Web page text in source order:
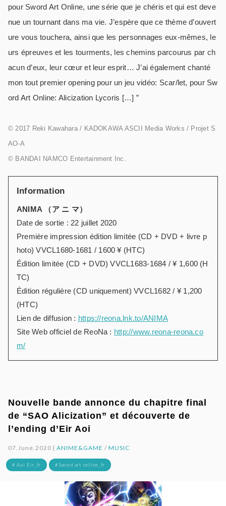
pour Sword Art Online, une série que je chéris et qui est deve
nue un tournant dans ma vie. J’espère que ce thème d’ouvert
ure vous touchera, ainsi que les personnages eux-mêmes, le
urs épreuves et les tourments, les chemins parcourus par ch
acun d’eux, leur cœur et leur esprit… J’ai également chanté
mon tout premier opening pour un jeu vidéo: Scar/let, pour Sw
ord Art Online: Alicization Lycoris […] ”
© 2017 Reki Kawahara / KADOKAWA ASCII Media Works / Projet S
AO-A
© BANDAI NAMCO Entertainment Inc.
Information
ANIMA （ア ニ マ）
Date de sortie : 22 juillet 2020
Première impression édition limitée (CD + DVD + livre p
hoto) VVCL1680-1681 / 1600 ¥ (HTC)
Édition limitée (CD + DVD) VVCL1683-1684 / ¥ 1,600 (H
TC)
Édition régulière (CD uniquement) VVCL1682 / ¥ 1,200
(HTC)
Lien de diffusion : https://reona.lnk.to/ANIMA
Site Web officiel de ReoNa : http://www.reona-reona.co
m/
Nouvelle bande annonce du chapitre final
de “SAO Alicization” et découverte de
l’ending d’Eir Aoi
07.June.2020 |ANIME&GAME / MUSIC
# Aoi Eir_fr # Sword art online_fr